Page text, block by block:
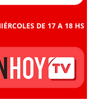
DE 17 A 18 HS